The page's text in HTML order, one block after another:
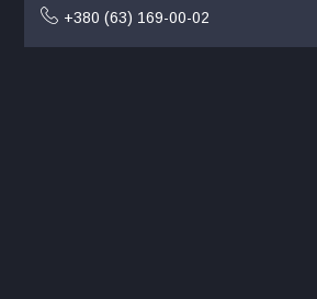
+380 (63) 169-00-02